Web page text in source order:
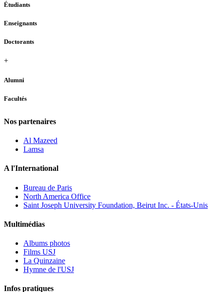
Étudiants
Enseignants
Doctorants
+
Alumni
Facultés
Nos partenaires
Al Mazeed
Lamsa
A l'International
Bureau de Paris
North America Office
Saint Joseph University Foundation, Beirut Inc. - États-Unis
Multimédias
Albums photos
Films USJ
La Quinzaine
Hymne de l'USJ
Infos pratiques